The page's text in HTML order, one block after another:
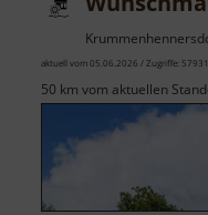
aktuell vom 05.06.2026 / Zugriffe: 57931
50 km vom aktuellen